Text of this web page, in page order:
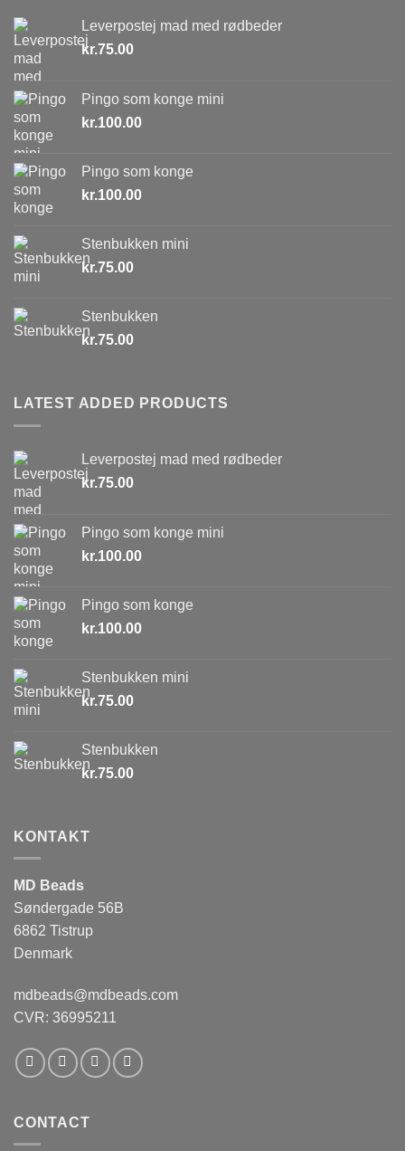
Leverpostej mad med rødbeder
kr.75.00
Pingo som konge mini
kr.100.00
Pingo som konge
kr.100.00
Stenbukken mini
kr.75.00
Stenbukken
kr.75.00
LATEST ADDED PRODUCTS
Leverpostej mad med rødbeder
kr.75.00
Pingo som konge mini
kr.100.00
Pingo som konge
kr.100.00
Stenbukken mini
kr.75.00
Stenbukken
kr.75.00
KONTAKT
MD Beads
Søndergade 56B
6862 Tistrup
Denmark
mdbeads@mdbeads.com
CVR: 36995211
CONTACT